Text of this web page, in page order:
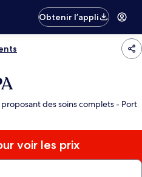
Obtenir l’appli
des soins complets - Port
voir les prix